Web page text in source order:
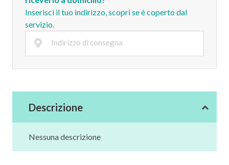
Inserisci il tuo indirizzo, scopri se è coperto dal
servizio.
Descrizione
Nessuna descrizione